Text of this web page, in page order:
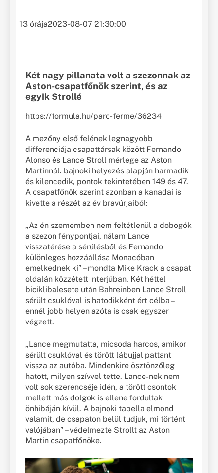
13 órája2023-08-07 21:30:00
Két nagy pillanata volt a szezonnak az
Aston-csapatfőnök szerint, és az
egyik Strollé
https://formula.hu/parc-ferme/36234
A mezőny első felének legnagyobb
differenciája csapattársak között Fernando
Alonso és Lance Stroll mérlege az Aston
Martinnál: bajnoki helyezés alapján harmadik
és kilencedik, pontok tekintetében 149 és 47.
A csapatfőnök szerint azonban a kanadai is
kivette a részét az év bravúrjaiból:
„Az én szememben nem feltétlenül a dobogók
a szezon fénypontjai, nálam Lance
visszatérése a sérülésből és Fernando
különleges hozzáállása Monacóban
emelkednek ki” – mondta Mike Krack a csapat
oldalán közzétett interjúban. Két héttel
biciklibalesete után Bahreinben Lance Stroll
sérült csuklóval is hatodikként ért célba –
ennél jobb helyen azóta is csak egyszer
végzett.
„Lance megmutatta, micsoda harcos, amikor
sérült csuklóval és törött lábujjal pattant
vissza az autóba. Mindenkire ösztönzőleg
hatott, milyen szívvel tette. Lance-nek nem
volt sok szerencséje idén, a törött csontok
mellett más dolgok is ellene fordultak
önhibáján kívül. A bajnoki tabella elmond
valamit, de csapaton belül tudjuk, mi történt
valójában” – védelmezte Strollt az Aston
Martin csapatfőnöke.